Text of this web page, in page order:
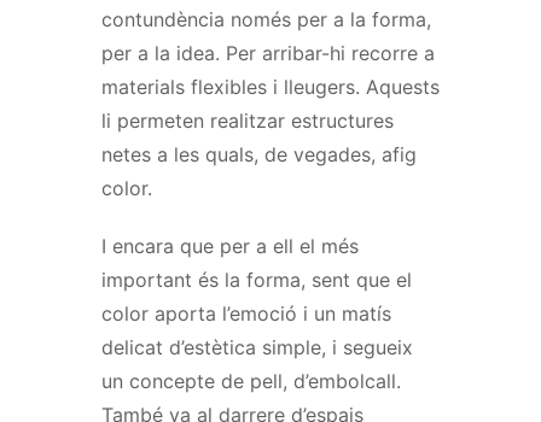
contundència només per a la forma,
per a la idea. Per arribar-hi recorre a
materials flexibles i lleugers. Aquests
li permeten realitzar estructures
netes a les quals, de vegades, afig
color.
I encara que per a ell el més
important és la forma, sent que el
color aporta l’emoció i un matís
delicat d’estètica simple, i segueix
un concepte de pell, d’embolcall.
També va al darrere d’espais